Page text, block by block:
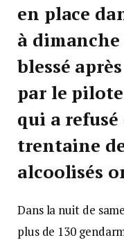
en place
à
blessé
par le
qui a refusé
trentaine
alcoolisés
Dans la nuit de
plus de 130